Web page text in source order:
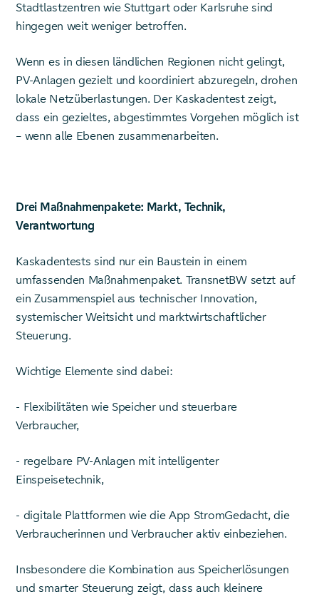
Stadtlastzentren wie Stuttgart oder Karlsruhe sind
hingegen weit weniger betroffen.
Wenn es in diesen ländlichen Regionen nicht gelingt,
PV-Anlagen gezielt und koordiniert abzuregeln, drohen
lokale Netzüberlastungen. Der Kaskadentest zeigt,
dass ein gezieltes, abgestimmtes Vorgehen möglich ist
– wenn alle Ebenen zusammenarbeiten.
Drei Maßnahmenpakete: Markt, Technik,
Verantwortung
Kaskadentests sind nur ein Baustein in einem
umfassenden Maßnahmenpaket. TransnetBW setzt auf
ein Zusammenspiel aus technischer Innovation,
systemischer Weitsicht und marktwirtschaftlicher
Steuerung.
Wichtige Elemente sind dabei:
- Flexibilitäten wie Speicher und steuerbare
Verbraucher,
- regelbare PV-Anlagen mit intelligenter
Einspeisetechnik,
- digitale Plattformen wie die App StromGedacht, die
Verbraucherinnen und Verbraucher aktiv einbeziehen.
Insbesondere die Kombination aus Speicherlösungen
und smarter Steuerung zeigt, dass auch kleinere